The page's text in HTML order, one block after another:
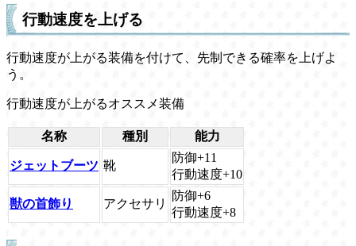
行動速度を上げる
行動速度が上がる装備を付けて、先制できる確率を上げよ
う。
行動速度が上がるオススメ装備
名称 種別 能力
ジェットブーツ 靴
防御+11
行動速度+10
獣の首飾り アクセサリ
防御+6
行動速度+8